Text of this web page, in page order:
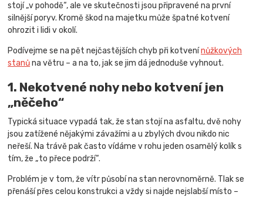
stojí „v pohodě“, ale ve skutečnosti jsou připravené na první
silnější poryv. Kromě škod na majetku může špatné kotvení
ohrozit i lidi v okolí.
Podívejme se na pět nejčastějších chyb při kotvenínůžkových
stanůna větru – a na to, jak se jim dá jednoduše vyhnout.
1. Nekotvené nohy nebo kotvení jen
„něčeho“
Typická situace vypadá tak, že stan stojí na asfaltu, dvě nohy
jsou zatížené nějakými závažími a u zbylých dvou nikdo nic
neřeší. Na trávě pak často vídáme v rohu jeden osamělý kolík s
tím, že „to přece podrží“.
Problém je v tom, že vítr působí na stan nerovnoměrně. Tlak se
přenáší přes celou konstrukci a vždy si najde nejslabší místo –